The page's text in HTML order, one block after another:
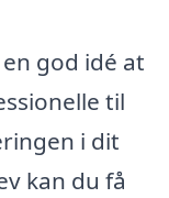
god idé at
til
i dit
kan du få